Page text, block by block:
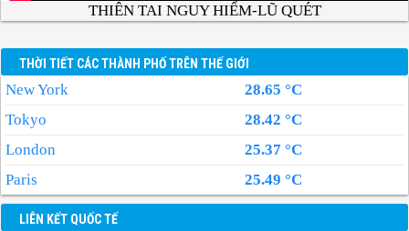
THIÊN TAI NGUY HIỂM-LŨ QUÉT
THỜI TIẾT CÁC THÀNH PHỐ TRÊN THẾ GIỚI
New York
28.65 °C
Tokyo
28.42 °C
London
25.37 °C
Paris
25.49 °C
LIÊN KẾT QUỐC TẾ